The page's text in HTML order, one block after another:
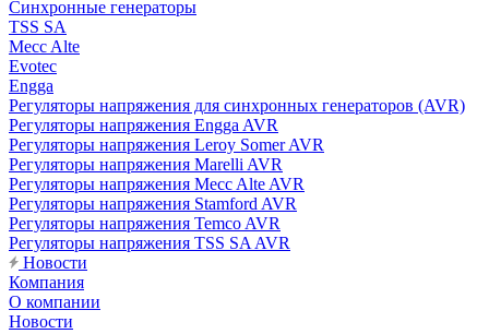
Синхронные генераторы
TSS SA
Mecc Alte
Evotec
Engga
Регуляторы напряжения для синхронных генераторов (AVR)
Регуляторы напряжения Engga AVR
Регуляторы напряжения Leroy Somer AVR
Регуляторы напряжения Marelli AVR
Регуляторы напряжения Mecc Alte AVR
Регуляторы напряжения Stamford AVR
Регуляторы напряжения Temco AVR
Регуляторы напряжения TSS SA AVR
Новости
Компания
О компании
Новости